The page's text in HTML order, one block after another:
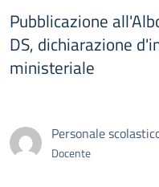
Pubblicazione
DS, dichiarazione
ministeriale
Personale
Docente